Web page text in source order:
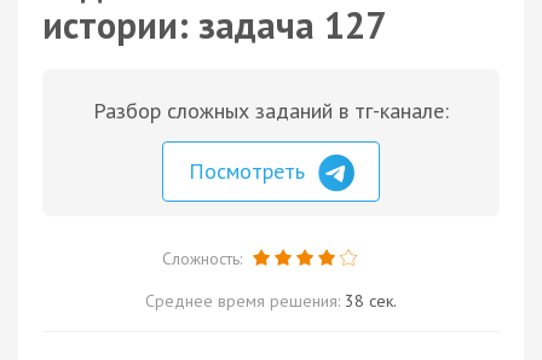
истории: задача 127
Разбор сложных заданий в тг-канале:
Посмотреть
Сложность:
Среднее время решения: 38 сек.